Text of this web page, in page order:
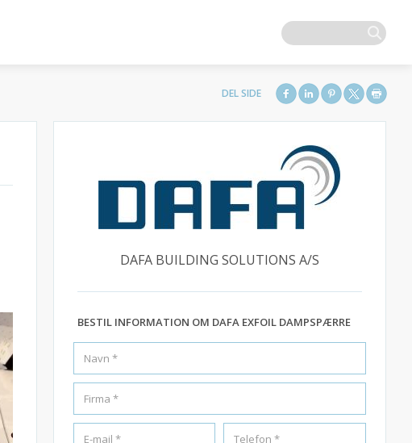
DAFA BUILDING SOLUTIONS A/S
BESTIL INFORMATION OM DAFA EXFOIL DAMPSPÆRRE